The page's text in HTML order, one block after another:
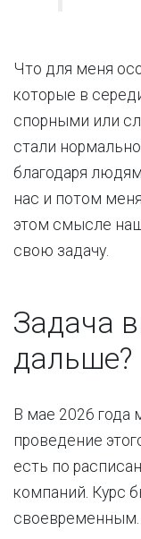
Что для меня
которые в
спорными или
стали
благодаря
нас и потом
этом смысле
свою задачу.
Задача
дальше?
В мае 2026 года
проведение
есть по
компаний. Курс
своевременным.